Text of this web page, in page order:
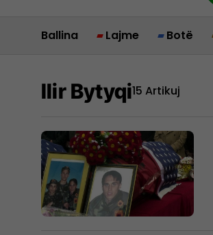
Ballina Lajme Botë
Ilir Bytyqi15 Artikuj